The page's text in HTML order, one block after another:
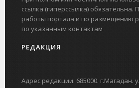
ссылка (гиперссылка) обязательна.
работы портала и по размещению
по указанным контактам
РЕДАКЦИЯ
Адрес редакции: 685000. г.Магадан.